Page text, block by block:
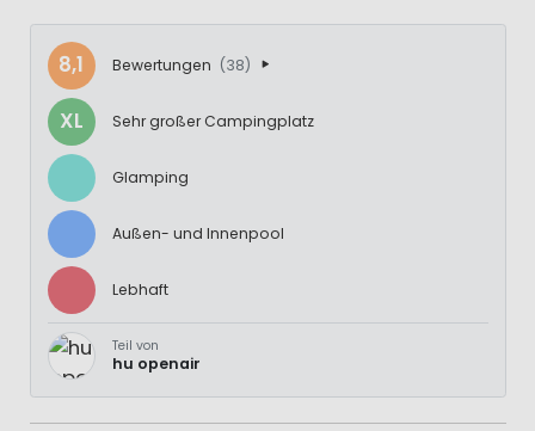
8,1 Bewertungen (38)
XL Sehr großer Campingplatz
Glamping
Außen- und Innenpool
Lebhaft
Teil von
hu openair